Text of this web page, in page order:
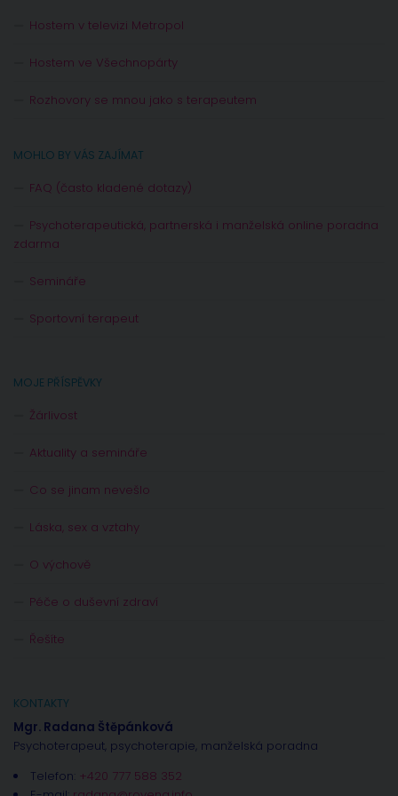
Hostem v televizi Metropol
Hostem ve Všechnopárty
Rozhovory se mnou jako s terapeutem
MOHLO BY VÁS ZAJÍMAT
FAQ (často kladené dotazy)
Psychoterapeutická, partnerská i manželská online poradna
zdarma
Semináře
Sportovní terapeut
MOJE PŘÍSPĚVKY
Žárlivost
Aktuality a semináře
Co se jinam nevešlo
Láska, sex a vztahy
O výchově
Péče o duševní zdraví
Řešíte
KONTAKTY
Mgr. Radana Štěpánková
Psychoterapeut, psychoterapie, manželská poradna
Telefon: +420 777 588 352